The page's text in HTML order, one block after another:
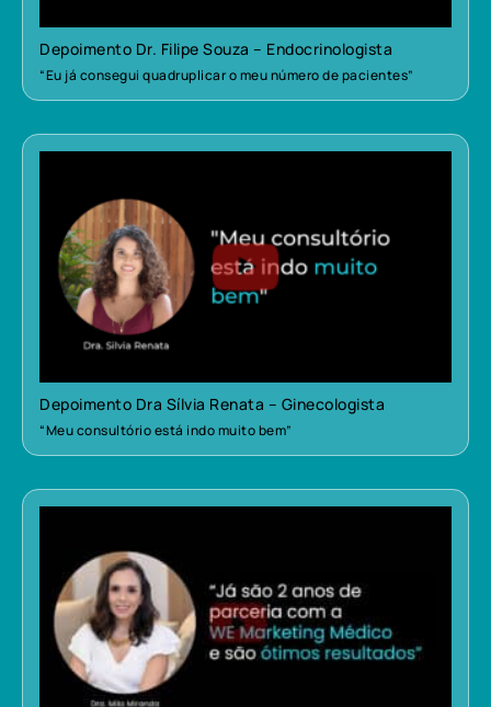
Depoimento Dr. Filipe Souza – Endocrinologista
“Eu já consegui quadruplicar o meu número de pacientes”
Depoimento Dra Sílvia Renata – Ginecologista
“Meu consultório está indo muito bem”